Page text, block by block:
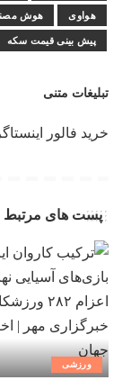
هواوی هوش
پیش بینی قیمت سکه
تبلیغات متنی
خرید فالور
پست های مرتبط
ورزشی